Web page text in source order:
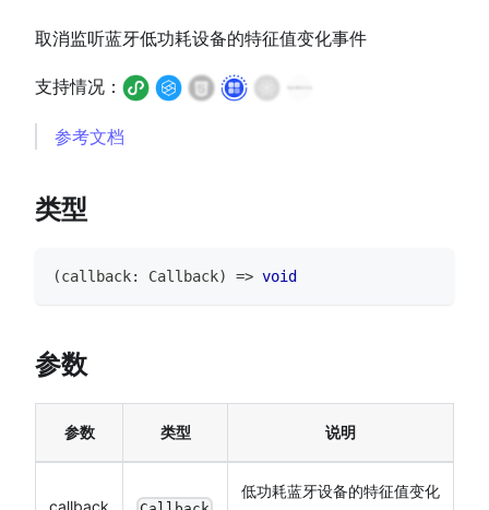
取消监听蓝牙低功耗设备的特征值变化事件
支持情况：
参考文档
类型
(callback: Callback) => void
参数
参数 类型 说明
低功耗蓝牙设备的特征值变化